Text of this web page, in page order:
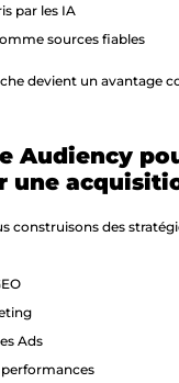
par les IA
sources fiables
devient un avantage
Audiency
une
construisons des
Ads
performances